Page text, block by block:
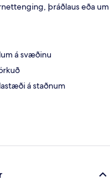
þráðlaus eða um
á svæðinu
á staðnum